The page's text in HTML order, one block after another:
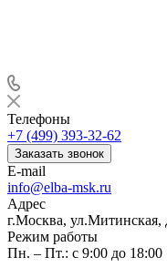
Телефоны
+7 (499) 393-32-62
Заказать звонок
E-mail
info@elba-msk.ru
Адрес
г.Москва, ул.Митинская,
Режим работы
Пн. – Пт.: с 9:00 до 18:00